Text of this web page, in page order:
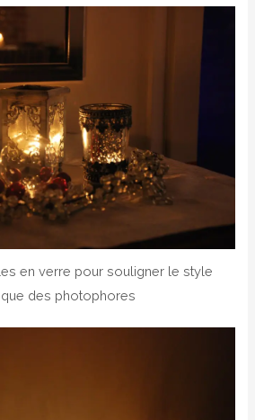
en verre pour souligner le style
des photophores